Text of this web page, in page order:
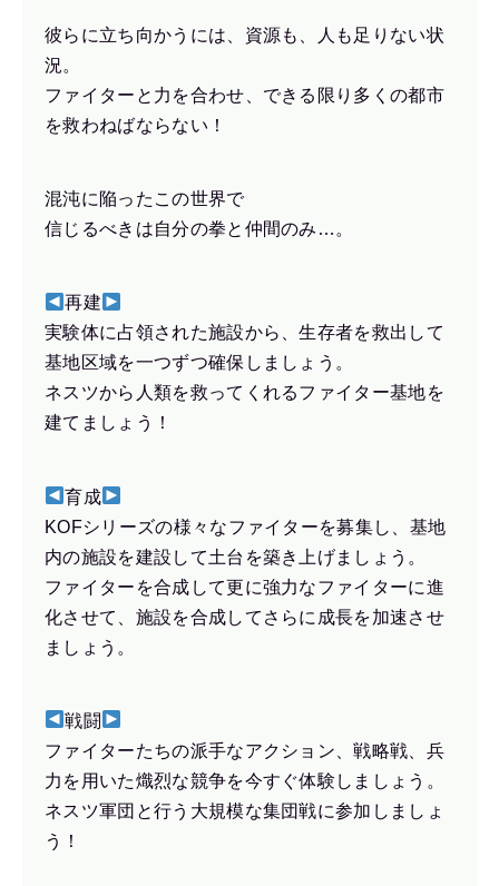
彼らに立ち向かうには、資源も、人も足りない状
況。
ファイターと力を合わせ、できる限り多くの都市
を救わねばならない！
混沌に陥ったこの世界で
信じるべきは自分の拳と仲間のみ…。
再建
実験体に占領された施設から、生存者を救出して
基地区域を一つずつ確保しましょう。
ネスツから人類を救ってくれるファイター基地を
建てましょう！
育成
KOFシリーズの様々なファイターを募集し、基地
内の施設を建設して土台を築き上げましょう。
ファイターを合成して更に強力なファイターに進
化させて、施設を合成してさらに成長を加速させ
ましょう。
戦闘
ファイターたちの派手なアクション、戦略戦、兵
力を用いた熾烈な競争を今すぐ体験しましょう。
ネスツ軍団と行う大規模な集団戦に参加しましょ
う！